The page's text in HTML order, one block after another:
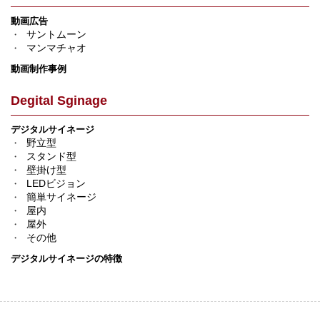
動画広告
サントムーン
マンマチャオ
動画制作事例
Degital Sginage
デジタルサイネージ
野立型
スタンド型
壁掛け型
LEDビジョン
簡単サイネージ
屋内
屋外
その他
デジタルサイネージの特徴